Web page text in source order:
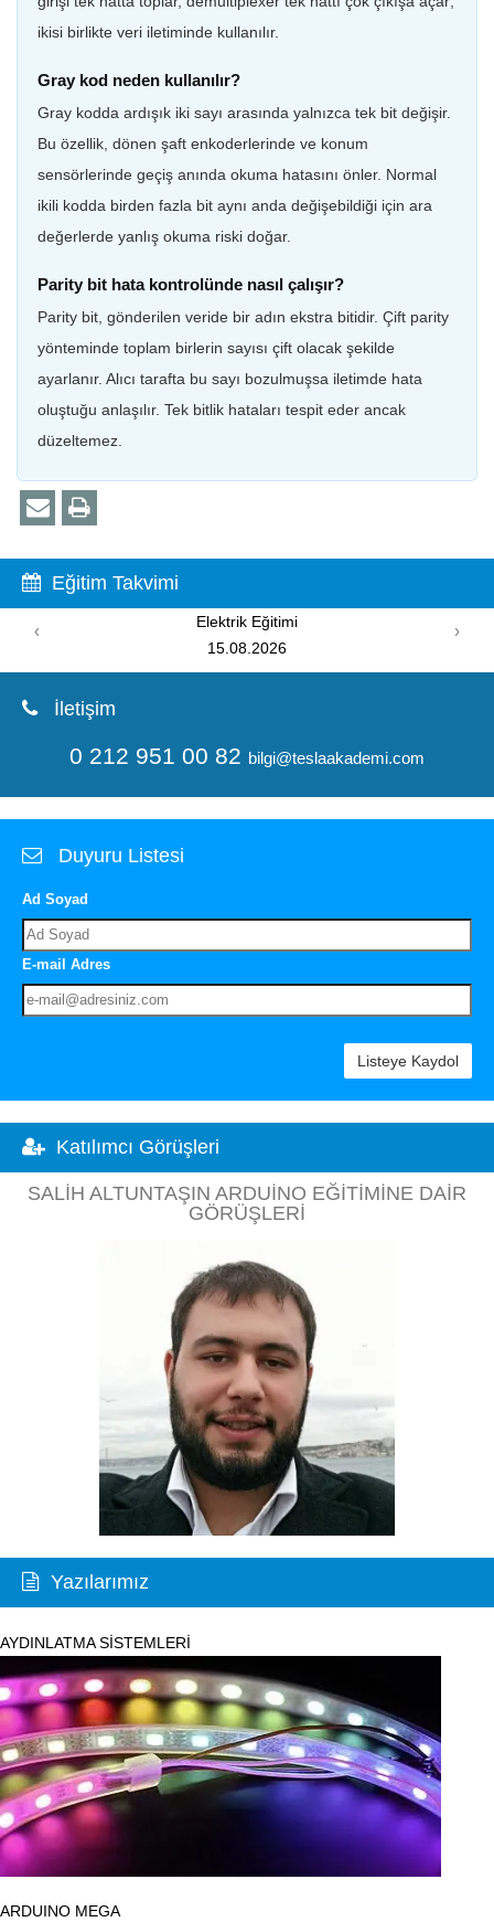
ikisi birlikte veri iletiminde kullanılır.
Gray kod neden kullanılır?
Gray kodda ardışık iki sayı arasında yalnızca tek bit değişir.
Bu özellik, dönen şaft enkoderlerinde ve konum
sensörlerinde geçiş anında okuma hatasını önler. Normal
ikili kodda birden fazla bit aynı anda değişebildiği için ara
değerlerde yanlış okuma riski doğar.
Parity bit hata kontrolünde nasıl çalışır?
Parity bit, gönderilen veride bir adın ekstra bitidir. Çift parity
yönteminde toplam birlerin sayısı çift olacak şekilde
ayarlanır. Alıcı tarafta bu sayı bozulmuşsa iletimde hata
oluştuğu anlaşılır. Tek bitlik hataları tespit eder ancak
düzeltemez.
Eğitim Takvimi
‹ ›
İletişim
0 212 951 00 82 bilgi@teslaakademi.com
Duyuru Listesi
Ad Soyad
E-mail Adres
Listeye Kaydol
Katılımcı Görüşleri
SALIH ALTUNTAŞIN ARDUINO EĞITIMINE DAIR
GÖRÜŞLERI
Yazılarımız
AYDINLATMA SİSTEMLERİ
ARDUINO MEGA